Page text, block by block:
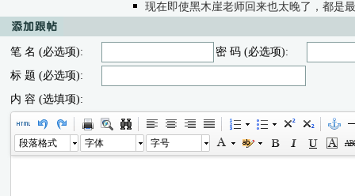
现在即使黑木崖老师回来也太晚了，都是
笔 名 (必选项):
密 码 (必选项):
标 题 (必选项):
内 容 (选填项):
段落格式 字体 字号